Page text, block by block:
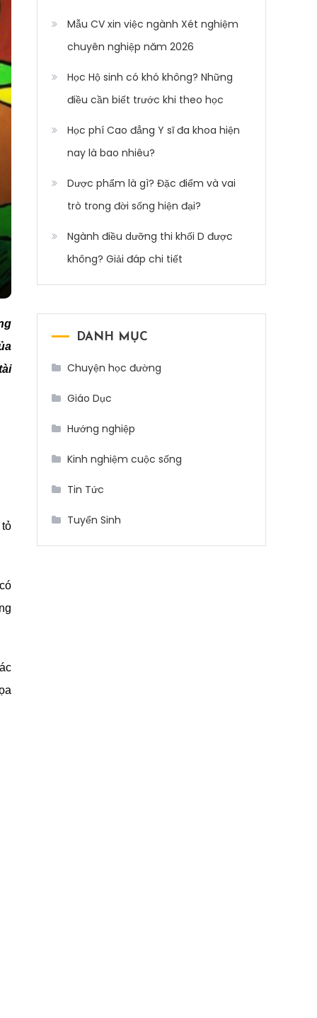
Mẫu CV xin việc ngành Xét nghiệm
chuyên nghiệp năm 2026
Học Hộ sinh có khó không? Những
điều cần biết trước khi theo học
Học phí Cao đẳng Y sĩ đa khoa hiện
nay là bao nhiêu?
Dược phẩm là gì? Đặc điểm và vai
trò trong đời sống hiện đại?
Ngành điều dưỡng thi khối D được
không? Giải đáp chi tiết
DANH MỤC
Chuyện học đường
Giáo Dục
Hướng nghiệp
Kinh nghiệm cuộc sống
Tin Tức
Tuyển Sinh